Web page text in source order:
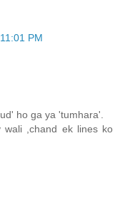
PM
ho ga ya 'tumhara'.
wali ,chand ek lines ko